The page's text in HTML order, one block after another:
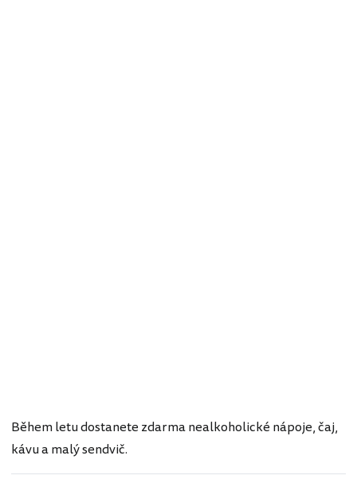
Během letu dostanete zdarma nealkoholické nápoje, čaj,
kávu a malý sendvič.